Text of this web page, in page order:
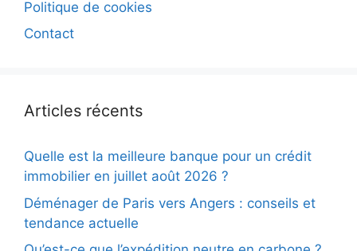
Politique de cookies
Contact
Articles récents
Quelle est la meilleure banque pour un crédit
immobilier en juillet août 2026 ?
Déménager de Paris vers Angers : conseils et
tendance actuelle